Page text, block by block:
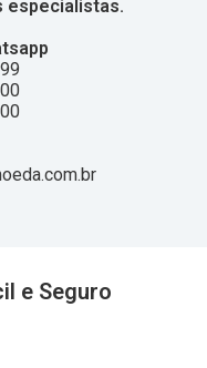
especialistas.
e Seguro